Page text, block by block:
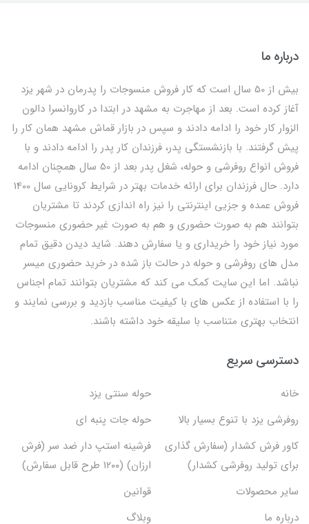
درباره ما
بیش از 50 سال است که کار فروش منسوجات را پدرمان در شهر یزد
آغاز کرده است. بعد از مهاجرت به مشهد در ابتدا در کاروانسرا دالون
الزوار کار خود را ادامه دادند و سپس در بازار قماش مشهد همان کار را
پیش گرفتند. با بازنشستگی پدر، فرزندان کار پدر را ادامه دادند و با
فروش انواع روفرشی و حوله، شغل پدر بعد از 50 سال همچنان ادامه
دارد. حال فرزندان برای ارائه خدمات بهتر در شرایط کرونایی سال 1400
فروش عمده و جزیی اینترنتی را نیز راه اندازی کردند تا مشتریان
بتوانند هم به صورت حضوری و هم به صورت غیر حضوری منسوجات
مورد نیاز خود را خریداری و یا سفارش دهند. شاید دیدن دقیق تمام
مدل های روفرشی و حوله در حالت باز شده در خرید حضوری میسر
نباشد. اما این سایت کمک می کند که مشتریان بتوانند تمام اجناس
را با استفاده از عکس های با کیفیت مناسب بازدید و بررسی نمایند و
انتخاب بهتری متناسب با سلیقه خود داشته باشند.
دسترسی سریع
خانه
حوله سنتی یزد
روفرشی یزد با تنوع بسیار بالا
حوله جات پنبه ای
کاور فرش کشدار (سفارش گذاری
برای تولید روفرشی کشدار)
فرشینه استپ دار ضد سر (فرش
ارزان) (۱۲۰۰ طرح قابل سفارش)
سایر محصولات
قوانین
درباره ما
وبلاگ